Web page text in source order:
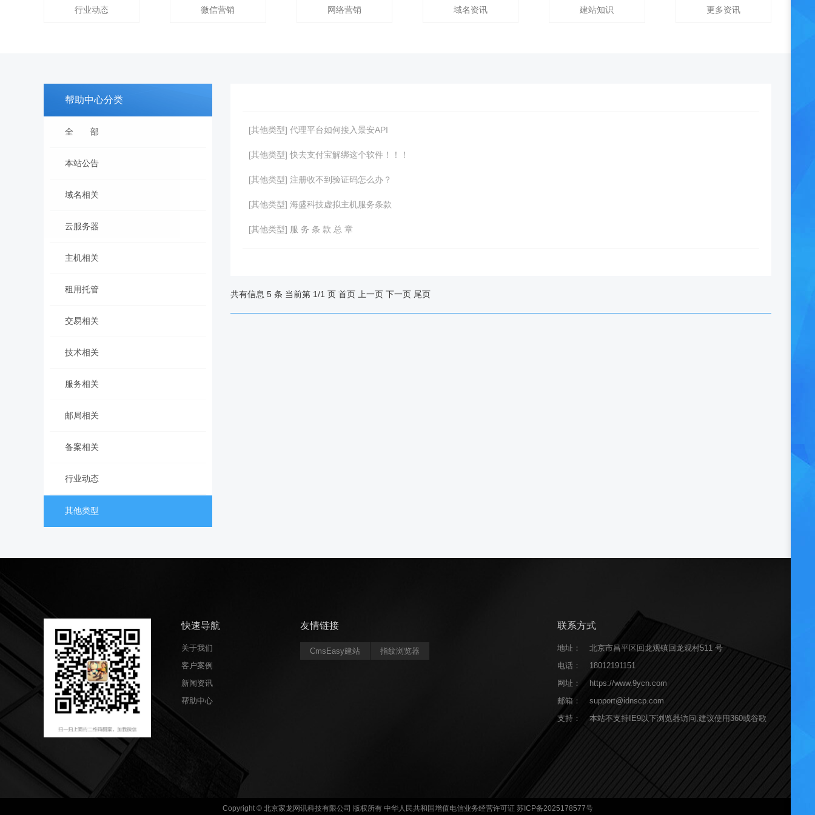
行业动态 微信营销 网络营销 域名资讯 建站知识 更多资讯
帮助中心分类
全 部
本站公告
域名相关
云服务器
主机相关
租用托管
交易相关
技术相关
服务相关
邮局相关
备案相关
行业动态
其他类型
[其他类型] 代理平台如何接入景安API
[其他类型] 快去支付宝解绑这个软件！！！
[其他类型] 注册收不到验证码怎么办？
[其他类型] 海盛科技虚拟主机服务条款
[其他类型] 服 务 条 款 总 章
共有信息 5 条 当前第 1/1 页 首页 上一页 下一页 尾页
快速导航
关于我们
客户案例
新闻资讯
帮助中心
友情链接
CmsEasy建站 指纹浏览器
联系方式
地址：
北京市昌平区回龙观镇回龙观村511 号
电话：
18012191151
网址：
https://www.9ycn.com
邮箱：
support@idnscp.com
支持：
本站不支持IE9以下浏览器访问,建议使用360或谷歌
Copyright © 北京家龙网讯科技有限公司 版权所有 中华人民共和国增值电信业务经营许可证 苏ICP备2025178577号